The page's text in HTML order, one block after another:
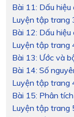
Bài 11: Dấu
Luyện tập trang
Bài 12: Dấu
Luyện tập trang
Bài 13: Ước và
Bài 14: Số
Luyện tập trang
Bài 15: Phân
Luyện tập trang